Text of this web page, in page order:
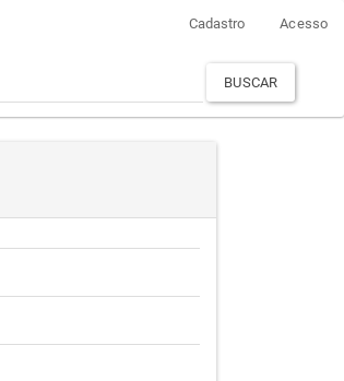
Cadastro Acesso
BUSCAR